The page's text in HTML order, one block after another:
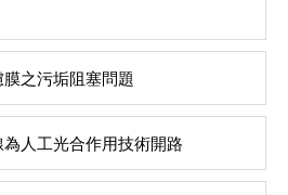
之污垢阻塞問題
人工光合作用技術開路